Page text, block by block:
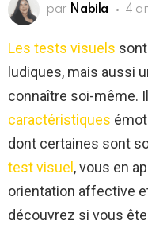
par Nabila 4
Les tests visuels
ludiques, mais aussi
connaître soi-même.
caractéristiques
dont certaines sont
test visuel , vous en
orientation affective
découvrez si vous